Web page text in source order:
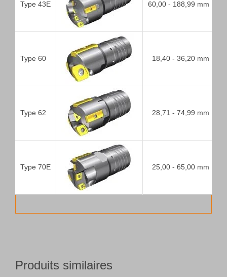
Type 43E 60,00 - 188,99 mm
Type 60 18,40 - 36,20 mm
Type 62 28,71 - 74,99 mm
Type 70E 25,00 - 65,00 mm
Produits similaires